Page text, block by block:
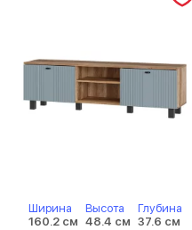
Ширина
160.2 см
Высота
48.4 см
Глубина
37.6 см